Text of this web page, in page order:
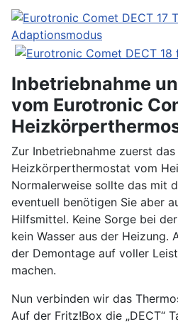
Inbetriebnahme
vom Eurotronic
Zur Inbetriebnahme zuerst
Heizkörperthermostat vom
Normalerweise sollte das mit
eventuell benötigen Sie aber
Hilfsmittel. Keine Sorge bei
kein Wasser aus der Heizung.
der Demontage auf voller
machen.
Nun verbinden wir das
Auf der Fritz!Box die „DECT“